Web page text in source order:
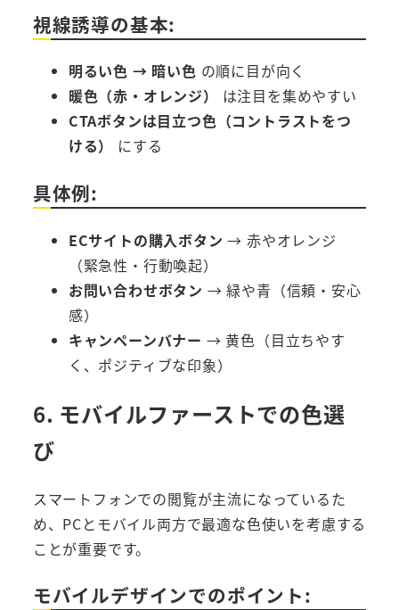
視線誘導の基本:
明るい色 → 暗い色 の順に目が向く
暖色（赤・オレンジ）
は注目を集めやすい
CTAボタンは目立つ色（コントラストをつ
ける）
にする
具体例:
ECサイトの購入ボタン → 赤やオレンジ
（緊急性・行動喚起）
お問い合わせボタン → 緑や青（信頼・安心
感）
キャンペーンバナー → 黄色（目立ちやす
く、ポジティブな印象）
6. モバイルファーストでの色選
び
スマートフォンでの閲覧が主流になっているた
め、PCとモバイル両方で最適な色使いを考慮する
ことが重要です。
モバイルデザインでのポイント: